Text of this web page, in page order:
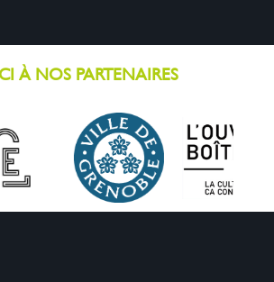
À NOS PARTENAIRES